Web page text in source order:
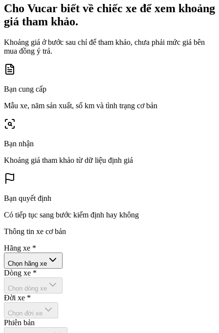
Cho Vucar biết về chiếc xe để xem khoảng
giá tham khảo.
Khoảng giá ở bước sau chỉ để tham khảo, chưa phải mức giá bên
mua đồng ý trả.
Bạn cung cấp
Mẫu xe, năm sản xuất, số km và tình trạng cơ bản
Bạn nhận
Khoảng giá tham khảo từ dữ liệu định giá
Bạn quyết định
Có tiếp tục sang bước kiểm định hay không
Thông tin xe cơ bản
Hãng xe *
Chọn hãng xe
Dòng xe *
Chọn dòng xe
Đời xe *
Chọn đời xe
Phiên bản